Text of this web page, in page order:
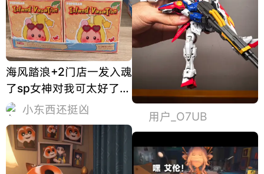
海风踏浪+2门店一发入魂
了sp女神对我可太好了，
随便一摇就爆了手感前后
满、左右满、上下用力摇
有一指空间。
小东西还挺凶 用户_O7UB